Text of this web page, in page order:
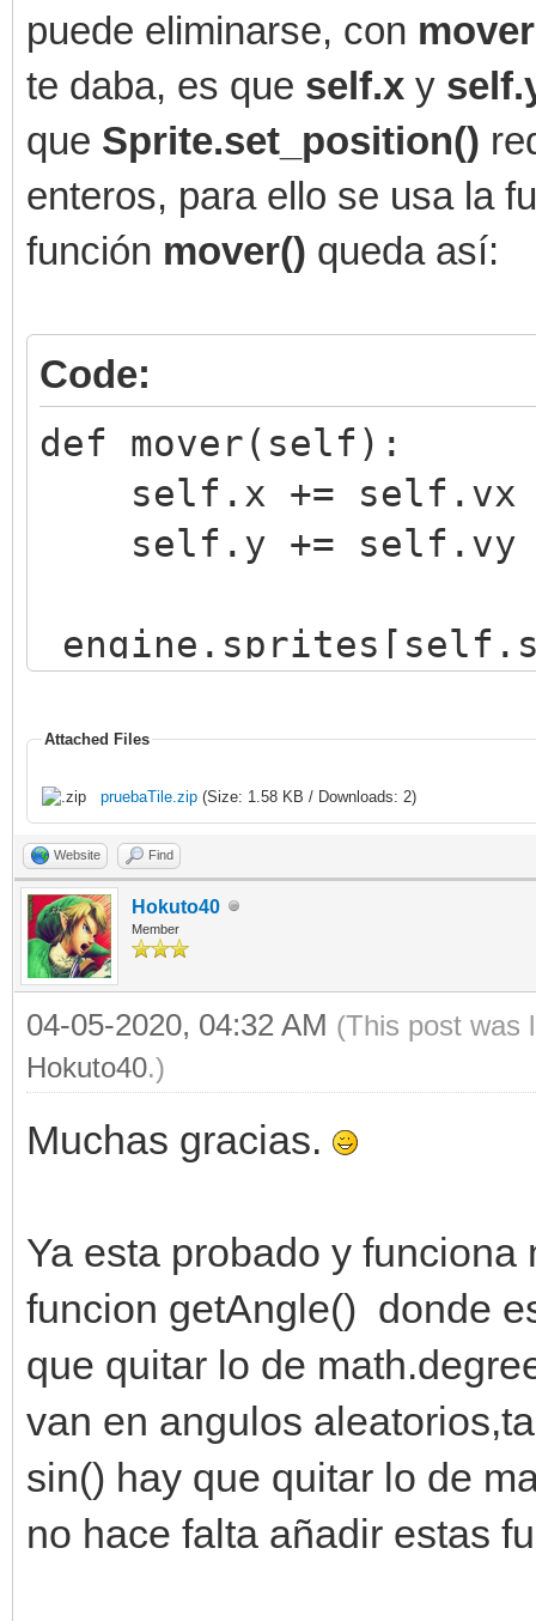
puede eliminarse, con
te daba, es que self.x y
que Sprite.set_position()
enteros, para ello se usa la
función mover() queda así:
Code:
def mover(self):
self.x += self.vx
self.y += self.vy
Attached Files
pruebaTile.zip (Size: 1.58 KB / Downloads: 2)
Website Find
Hokuto40
Member
04-05-2020, 04:32 AM (This post was
Hokuto40.)
Muchas gracias.
Ya esta probado y
funcion getAngle() donde
que quitar lo de
van en angulos
sin() hay que quitar lo de
no hace falta añadir estas